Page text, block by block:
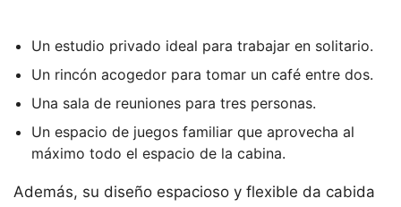
Un estudio privado ideal para trabajar en solitario.
Un rincón acogedor para tomar un café entre dos.
Una sala de reuniones para tres personas.
Un espacio de juegos familiar que aprovecha al
máximo todo el espacio de la cabina.
Además, su diseño espacioso y flexible da cabida